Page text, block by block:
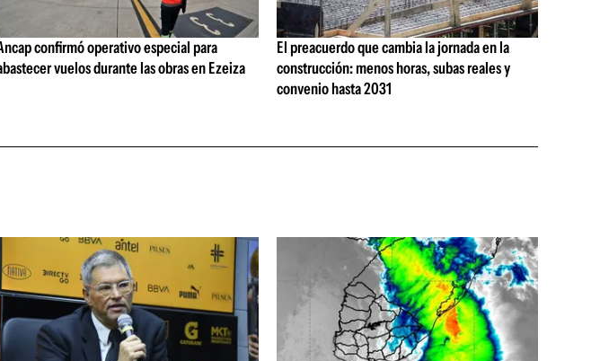
confirmó operativo especial para
vuelos durante las obras en Ezeiza
El preacuerdo que cambia la jornada en la
construcción: menos horas, subas reales y
convenio hasta 2031